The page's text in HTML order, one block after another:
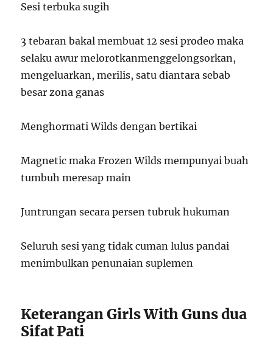
Sesi terbuka sugih
3 tebaran bakal membuat 12 sesi prodeo maka
selaku awur melorotkanmenggelongsorkan,
mengeluarkan, merilis, satu diantara sebab
besar zona ganas
Menghormati Wilds dengan bertikai
Magnetic maka Frozen Wilds mempunyai buah
tumbuh meresap main
Juntrungan secara persen tubruk hukuman
Seluruh sesi yang tidak cuman lulus pandai
menimbulkan penunaian suplemen
Keterangan Girls With Guns dua
Sifat Pati